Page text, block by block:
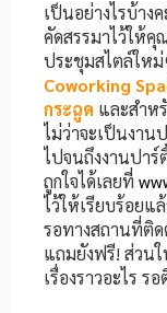
เป็นอย่างไรบ้าง
คัดสรรมาไว้ให้
ประชุมสไตล์ให
Coworking
กระฉูด และสำห
ไม่ว่าจะเป็นงาน
ไปจนถึงงานปาร์
ถูกใจได้เลยที่
ไว้ให้เรียบร้อยแ
รอทางสถานที่ติด
แถมยังฟรี! ส่วน
เรื่องราวอะไร ร